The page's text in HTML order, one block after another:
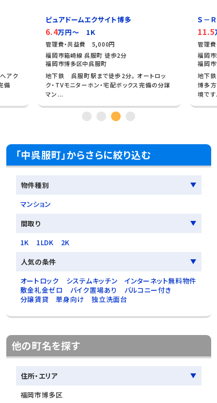
アク
備
ピュアドームエクサイト博多
6.4万円～ 1K
管理費・共益費 5,000円
福岡市箱崎線 呉服町 徒歩2分
福岡市博多区中呉服町
地下鉄 呉服町駅まで徒歩2分。 オートロッ
ク・TVモニターホン・宅配ボックス完備の分譲
マン...
Ｓ－
11.5
管理
福岡
福岡
地下
博多
境で
「中呉服町」からさらに絞り込む
物件種別
マンション
間取り
1K
1LDK
2K
人気の条件
オートロック
システムキッチン
インターネット無料物件
敷金礼金ゼロ
バイク置場あり
バルコニー付き
分譲賃貸
単身向け 独立洗面台
他の町名を探す
住所・エリア
福岡市博多区